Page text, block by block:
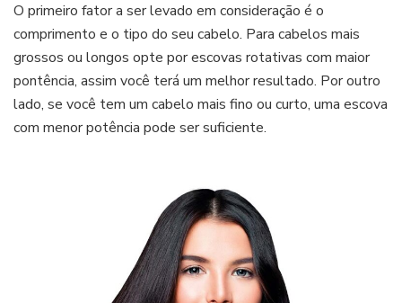
O primeiro fator a ser levado em consideração é o
comprimento e o tipo do seu cabelo. Para cabelos mais
grossos ou longos opte por escovas rotativas com maior
pontência, assim você terá um melhor resultado. Por outro
lado, se você tem um cabelo mais fino ou curto, uma escova
com menor potência pode ser suficiente.